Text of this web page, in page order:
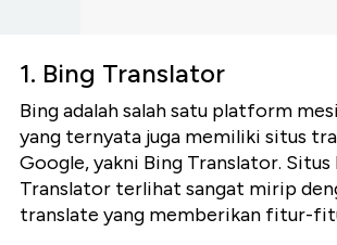
1. Bing Translator
Bing adalah salah satu platform
yang ternyata juga memiliki situs
Google, yakni Bing Translator. Situs
Translator terlihat sangat mirip
translate yang memberikan fitur-